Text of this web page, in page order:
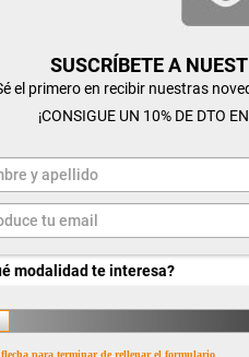
SUSCRÍBETE A
el primero en recibir nuestras
¡CONSIGUE UN 10% DE DTO
flecha para terminar de rellenar el formulario